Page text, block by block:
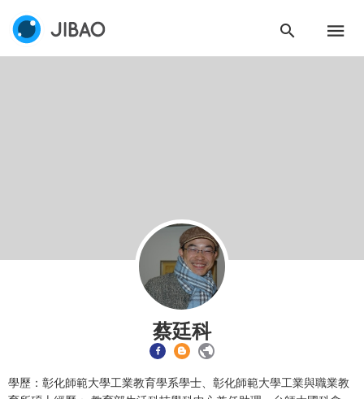
蔡廷科
學歷：彰化師範大學工業教育學系學士、彰化師範大學工業與職業教
使用條款 和隱私政策
授權內容：係指吉寶系統有限公司（吉寶系統公司）所有或
經授權使用而置放於吉寶知識系統網站或系統內之著作物。
衍生著作：係指就授權內容改作之創作。
會員同意遵守本系統之會員規範、著作權條款及隱私權政
同意上述條款，確定註冊